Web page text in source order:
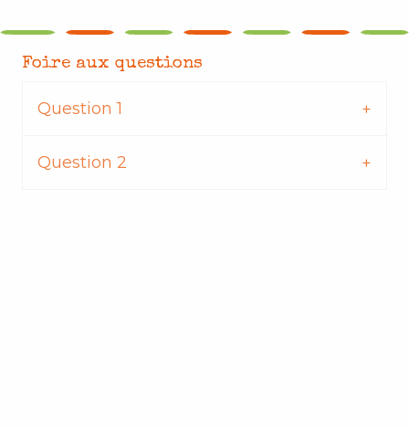
Foire aux questions
Question 1
Question 2